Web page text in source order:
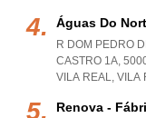
Águas Do
R DOM PEDRO
CASTRO 1A,
VILA REAL, VILA
Renova -